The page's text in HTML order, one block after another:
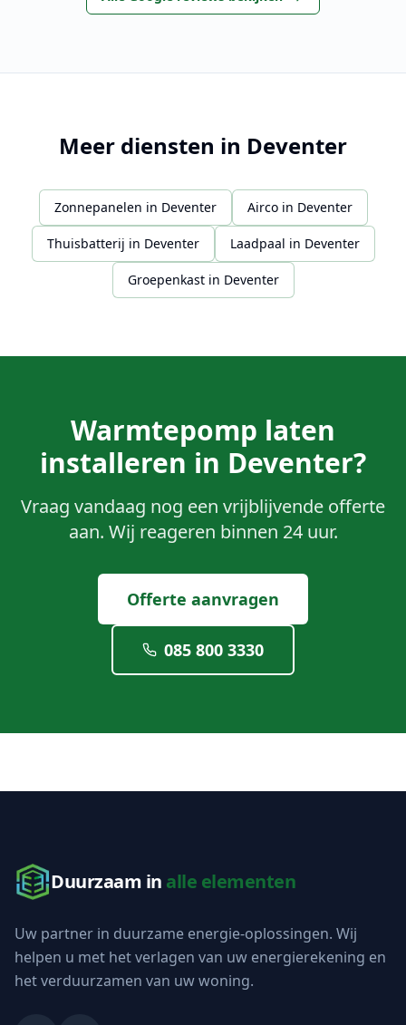
Meer diensten in Deventer
Zonnepanelen in Deventer Aircoin Deventer
Thuisbatterij in Deventer Laadpaal in Deventer
Groepenkastin Deventer
Warmtepomp laten
installeren in Deventer?
Vraag vandaag nog een vrijblijvende offerte
aan. Wij reageren binnen 24 uur.
Offerte aanvragen
085 800 3330
Duurzaam in alle elementen
Uw partner in duurzame energie-oplossingen. Wij
helpen u met het verlagen van uw energierekening en
het verduurzamen van uw woning.